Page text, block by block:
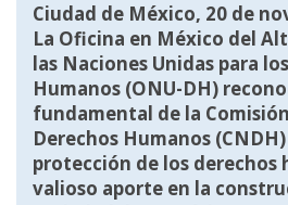
Ciudad de México, 20 de
La Oficina en México del
las Naciones Unidas para
Humanos (ONU-DH)
fundamental de la
Derechos Humanos
protección de los derechos
valioso aporte en la